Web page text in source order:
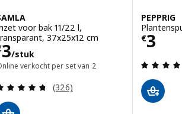
voor bak 11/22 l,
37x25x12 cm
3/stuk€ 3/stuk
verkocht per set van 2
Beoordeling: 4.7 van 5
(326)
PEPPRIG
€3
Prijs